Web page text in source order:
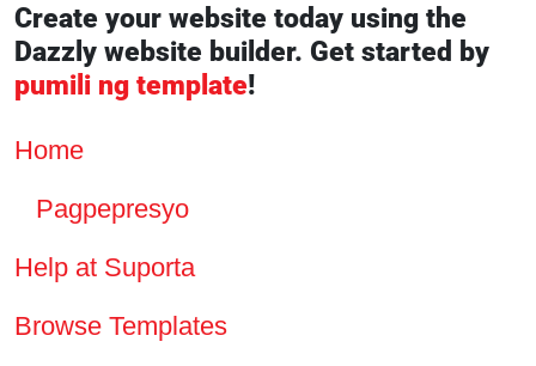
Create your website today using the
Dazzly website builder. Get started by
pumili ng template!
Home
Pagpepresyo
Help at Suporta
Browse Templates